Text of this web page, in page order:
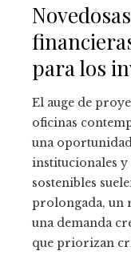
para los
El auge de
oficinas
una
institucionales
sostenibles
prolongada, un
una demanda
que priorizan